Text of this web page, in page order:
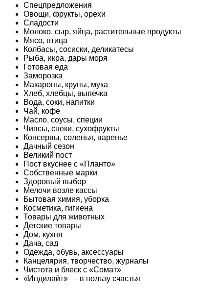
Спецпредложения
Овощи, фрукты, орехи
Сладости
Молоко, сыр, яйца, растительные продукты
Мясо, птица
Колбасы, сосиски, деликатесы
Рыба, икра, дары моря
Готовая еда
Заморозка
Макароны, крупы, мука
Хлеб, хлебцы, выпечка
Вода, соки, напитки
Чай, кофе
Масло, соусы, специи
Чипсы, снеки, сухофрукты
Консервы, соленья, варенье
Дачный сезон
Великий пост
Пост вкуснее с «Планто»
Собственные марки
Здоровый выбор
Мелочи возле кассы
Бытовая химия, уборка
Косметика, гигиена
Товары для животных
Детские товары
Дом, кухня
Дача, сад
Одежда, обувь, аксессуары
Канцелярия, творчество, журналы
Чистота и блеск с «Сомат»
«Индилайт» — в пользу счастья